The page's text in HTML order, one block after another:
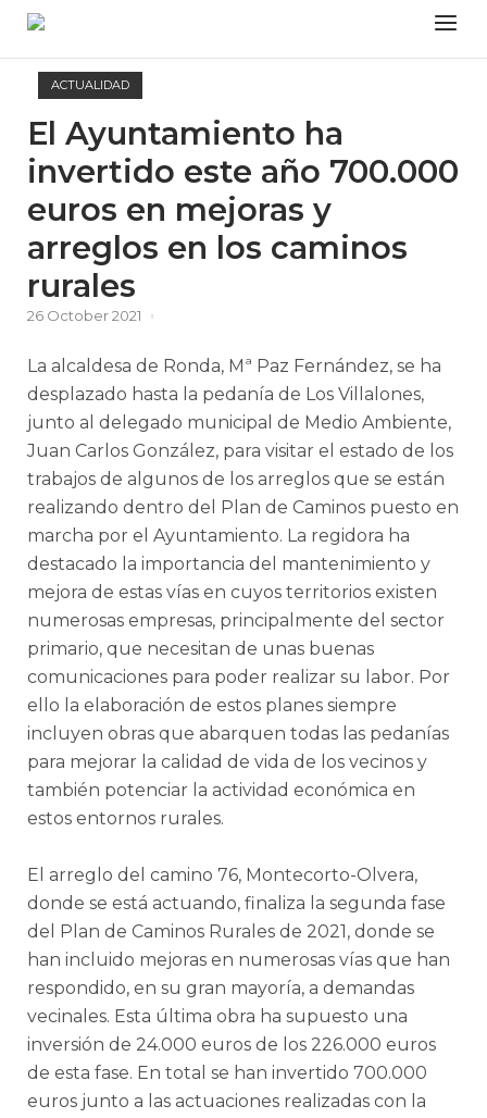
Skip
content
Menu
ACTUALIDAD
El Ayuntamiento ha
invertido este año 700.000
euros en mejoras y
arreglos en los caminos
rurales
26 October 2021
La alcaldesa de Ronda, Mª Paz Fernández, se ha
desplazado hasta la pedanía de Los Villalones,
junto al delegado municipal de Medio Ambiente,
Juan Carlos González, para visitar el estado de los
trabajos de algunos de los arreglos que se están
realizando dentro del Plan de Caminos puesto en
marcha por el Ayuntamiento. La regidora ha
destacado la importancia del mantenimiento y
mejora de estas vías en cuyos territorios existen
numerosas empresas, principalmente del sector
primario, que necesitan de unas buenas
comunicaciones para poder realizar su labor. Por
ello la elaboración de estos planes siempre
incluyen obras que abarquen todas las pedanías
para mejorar la calidad de vida de los vecinos y
también potenciar la actividad económica en
estos entornos rurales.
El arreglo del camino 76, Montecorto-Olvera,
donde se está actuando, finaliza la segunda fase
del Plan de Caminos Rurales de 2021, donde se
han incluido mejoras en numerosas vías que han
respondido, en su gran mayoría, a demandas
vecinales. Esta última obra ha supuesto una
inversión de 24.000 euros de los 226.000 euros
de esta fase. En total se han invertido 700.000
euros junto a las actuaciones realizadas con la